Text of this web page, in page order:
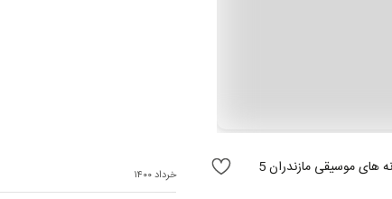
جاودانه های موسیقی مازندران 5
خرداد ۱۴۰۰